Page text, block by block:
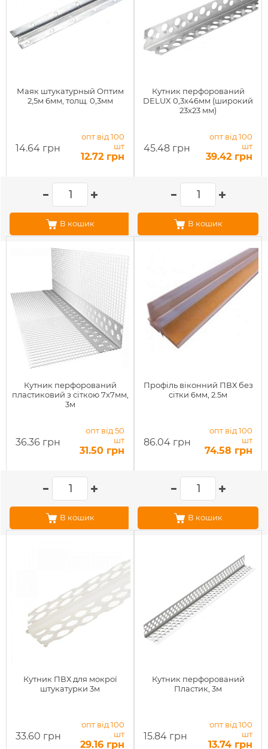
Маяк штукатурный Оптим
2,5м 6мм, толщ. 0,3мм
14.64 грн
опт від 100
шт
12.72 грн
В кошик
Кутник перфорований
DELUX 0,3x46мм (широкий
23x23 мм)
45.48 грн
опт від 100
шт
39.42 грн
В кошик
Кутник перфорований
пластиковий з сіткою 7x7мм,
3м
36.36 грн
опт від 50
шт
31.50 грн
В кошик
Профіль віконний ПВХ без
сітки 6мм, 2.5м
86.04 грн
опт від 100
шт
74.58 грн
В кошик
Кутник ПВХ для мокрої
штукатурки 3м
33.60 грн
опт від 100
шт
29.16 грн
Кутник перфорований
Пластик, 3м
15.84 грн
опт від 100
шт
13.74 грн